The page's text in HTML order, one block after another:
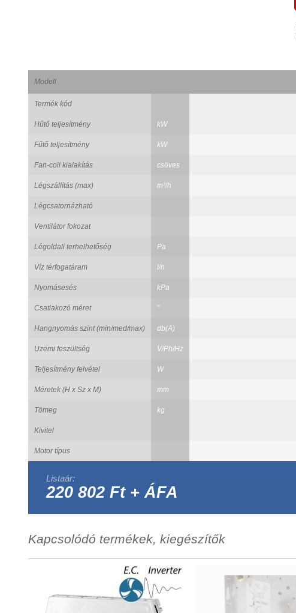
Modell
Termék kód
Hűtő teljesítmény kW
Fűtő teljesítmény kW
Fan-coil kialakítás csöves
Légszállítás (max) m³/h
Légcsatornázható
Ventilátor fokozat
Légoldali terhelhetőség Pa
Víz térfogatáram l/h
Nyomásesés kPa
Csatlakozó méret "
Hangnyomás szint (min/med/max) db(A)
Üzemi feszültség V/Ph/Hz
Teljesítmény felvétel W
Méretek (H x Sz x M) mm
Tömeg kg
Kivitel
Motor típus
Listaár:
220 802 Ft + ÁFA
Kapcsolódó termékek, kiegészítők